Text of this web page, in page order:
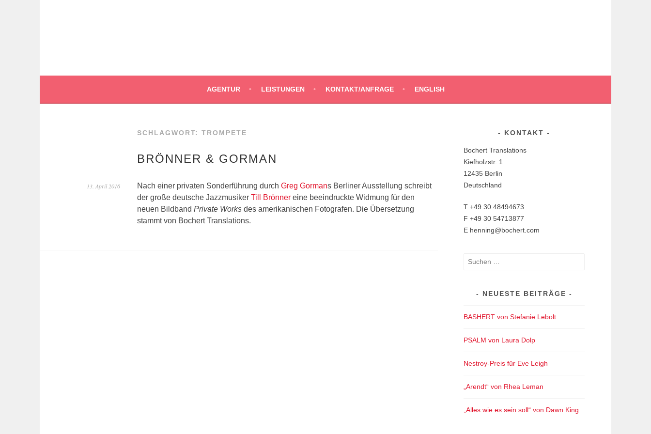
AGENTUR LEISTUNGEN KONTAKT/ANFRAGE ENGLISH
SCHLAGWORT: TROMPETE
BRÖNNER & GORMAN
13. April 2016 Nach einer privaten Sonderführung durch Greg Gormans Berliner Ausstellung schreibt
der große deutsche Jazzmusiker Till Brönner eine beeindruckte Widmung für den
neuen Bildband Private Works des amerikanischen Fotografen. Die Übersetzung
stammt von Bochert Translations.
KONTAKT
Bochert Translations
Kiefholzstr. 1
12435 Berlin
Deutschland
T +49 30 48494673
F +49 30 54713877
E henning@bochert.com
Suchen
NEUESTE BEITRÄGE
BASHERT von Stefanie Lebolt
PSALM von Laura Dolp
Nestroy-Preis für Eve Leigh
„Arendt“ von Rhea Leman
„Alles wie es sein soll“ von Dawn King